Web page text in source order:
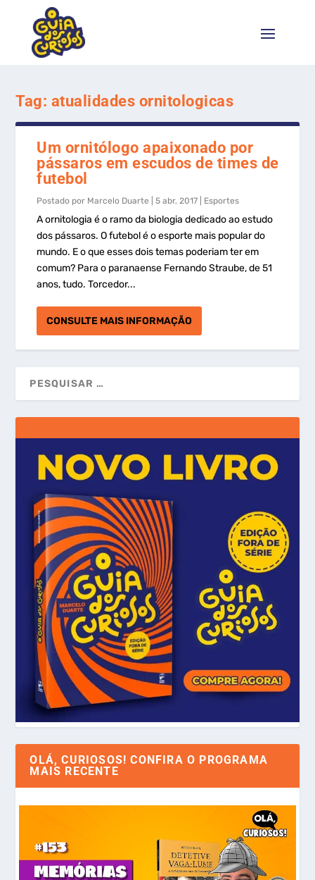
Tag: atualidades ornitologicas
Um ornitólogo apaixonado por
pássaros em escudos de times de
futebol
Postado por Marcelo Duarte |5 abr, 2017 Esportes
A ornitologia é o ramo da biologia dedicado ao estudo
dos pássaros. O futebol é o esporte mais popular do
mundo. E o que esses dois temas poderiam ter em
comum? Para o paranaense Fernando Straube, de 51
anos, tudo. Torcedor...
CONSULTE MAIS INFORMAÇÃO
OLÁ, CURIOSOS! CONFIRA O PROGRAMA
MAIS RECENTE